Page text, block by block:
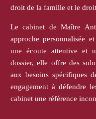
droit de la famille et le
Le cabinet de Maître
approche personnalisée
une écoute attentive et
dossier, elle offre des
aux besoins spécifiques
engagement à défendre
cabinet une référence